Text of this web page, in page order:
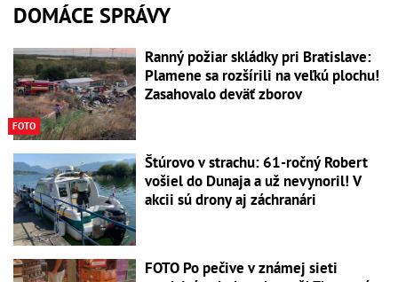
DOMÁCE SPRÁVY
FOTO
Ranný požiar skládky pri Bratislave:
Plamene sa rozšírili na veľkú plochu!
Zasahovalo deväť zborov
Štúrovo v strachu: 61-ročný Robert
vošiel do Dunaja a už nevynoril! V
akcii sú drony aj záchranári
FOTO Po pečive v známej sieti